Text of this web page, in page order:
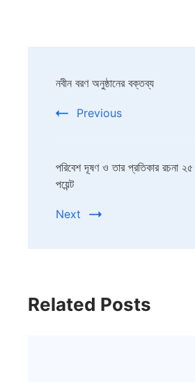
Navigation
নবীন বরণ অনুষ্ঠানের বক্তব্য
Previous
পরিবেশ দূষণ ও তার প্রতিকার রচনা
পয়েন্ট
Next
Related Posts